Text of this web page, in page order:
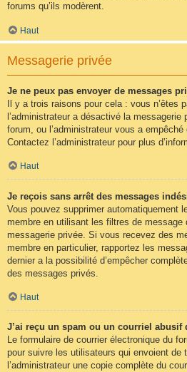
forums qu’ils modèrent.
Haut
Messagerie privée
Je ne peux pas envoyer de messages
Il y a trois raisons pour cela : vous n’êtes
l’administrateur a désactivé la messagerie
forum, ou l’administrateur vous a empêché
Contactez l’administrateur pour plus
Haut
Je reçois sans arrêt des messages
Vous pouvez supprimer automatiquement
membre en utilisant les filtres de message
messagerie privée. Si vous recevez des
membre en particulier, rapportez les
dernier a la possibilité d’empêcher
des messages privés.
Haut
J’ai reçu un spam ou un courriel abusif
Le formulaire de courrier électronique du
pour suivre les utilisateurs qui envoient de
l’administrateur une copie complète du